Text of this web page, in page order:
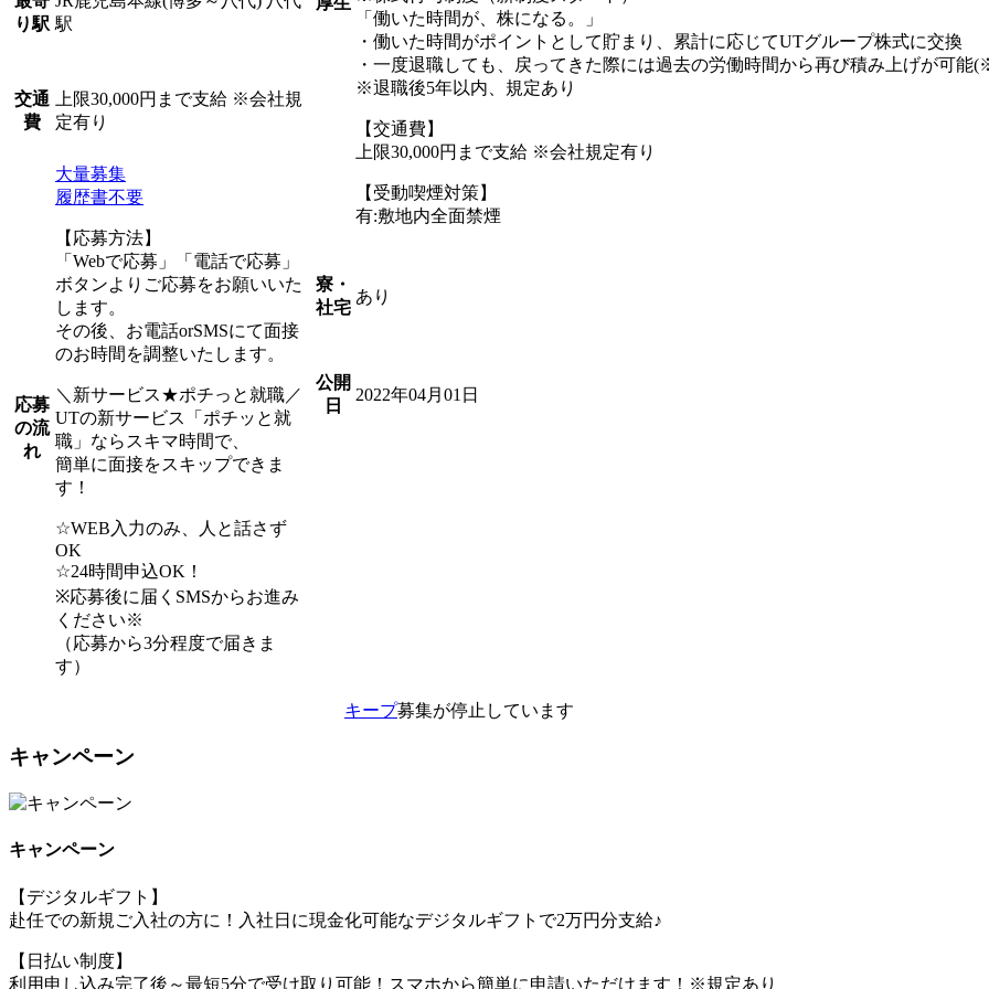
り駅 駅
交通
費
上限30,000円まで支給 ※会社規
定有り
応募
の流
れ
大量募集
履歴書不要
【応募方法】
「Webで応募」「電話で応募」
ボタンよりご応募をお願いいた
します。
その後、お電話orSMSにて面接
のお時間を調整いたします。
＼新サービス★ポチっと就職／
UTの新サービス「ポチッと就
職」ならスキマ時間で、
簡単に面接をスキップできま
す！
☆WEB入力のみ、人と話さず
OK
☆24時間申込OK！
※応募後に届くSMSからお進み
ください※
（応募から3分程度で届きま
す）
「働いた時間が、株になる。」
・働いた時間がポイントとして貯まり、累計に応じてUTグループ株式に交換
・一度退職しても、戻ってきた際には過去の労働時間から再び積み上げが可能
※退職後5年以内、規定あり
【交通費】
上限30,000円まで支給 ※会社規定有り
【受動喫煙対策】
有:敷地内全面禁煙
寮・
社宅
あり
公開
日
2022年04月01日
キープ募集が停止しています
キャンペーン
キャンペーン
【デジタルギフト】
赴任での新規ご入社の方に！入社日に現金化可能なデジタルギフトで2万円分支給♪
【日払い制度】
利用申し込み完了後～最短5分で受け取り可能！スマホから簡単に申請いただけます！※規定あり